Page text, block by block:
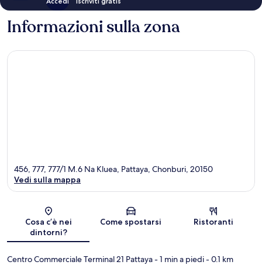
Informazioni sulla zona
Mappa
456, 777, 777/1 M.6 Na Kluea, Pattaya, Chonburi, 20150
Vedi sulla mappa
Cosa c’è nei
dintorni?
Come spostarsi Ristoranti
Centro Commerciale Terminal 21 Pattaya- 1 min a piedi- 0.1 km